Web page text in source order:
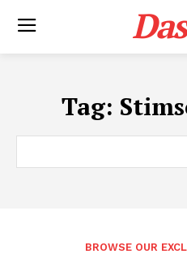
Tag:
BROWSE OUR